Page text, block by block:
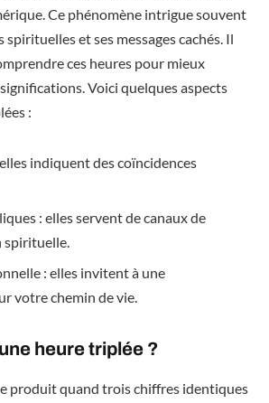
Ce phénomène intrigue souvent
et ses messages cachés. Il
ces heures pour mieux
significations. Voici quelques aspects
:
indiquent des coïncidences
: elles servent de canaux de
spirituelle.
: elles invitent à une
votre chemin de vie.
heure triplée ?
produit quand trois chiffres identiques